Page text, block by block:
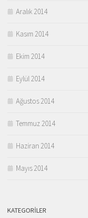
Aralık 2014
Kasım 2014
Ekim 2014
Eylül 2014
Ağustos 2014
Temmuz 2014
Haziran 2014
Mayıs 2014
KATEGORILER